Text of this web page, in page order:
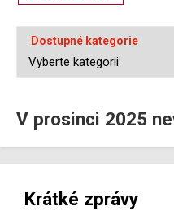
Dostupné kategorie
V prosinci 2025
Krátké zprávy